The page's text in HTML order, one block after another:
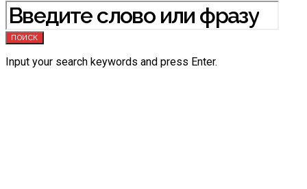
ПОИСК
Input your search keywords and press Enter.